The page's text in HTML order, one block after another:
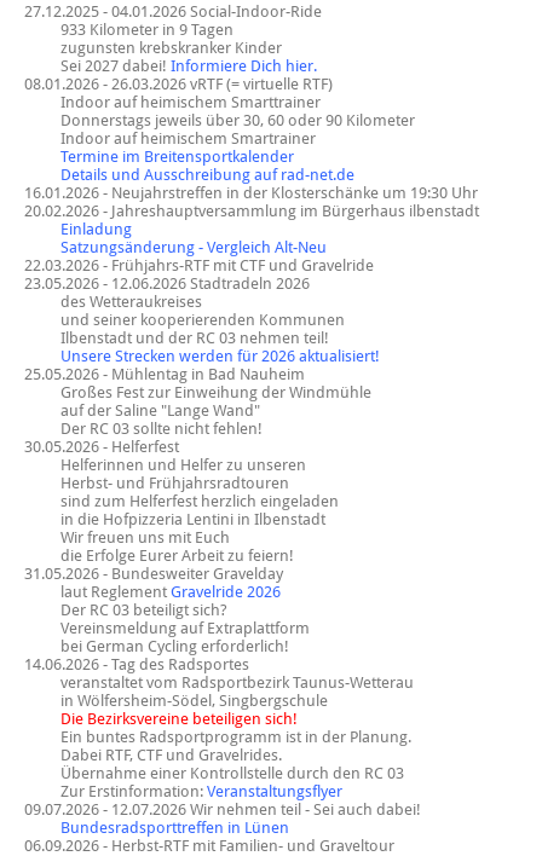
27.12.2025 - 04.01.2026 Social-Indoor-Ride
933 Kilometer in 9 Tagen
zugunsten krebskranker Kinder
Sei 2027 dabei! Informiere Dich hier.
08.01.2026 - 26.03.2026 vRTF (= virtuelle RTF)
Indoor auf heimischem Smarttrainer
Donnerstags jeweils über 30, 60 oder 90 Kilometer
Indoor auf heimischem Smartrainer
Termine im Breitensportkalender
Details und Ausschreibung auf rad-net.de
16.01.2026 - Neujahrstreffen in der Klosterschänke um 19:30 Uhr
20.02.2026 - Jahreshauptversammlung im Bürgerhaus ilbenstadt
Einladung
Satzungsänderung - Vergleich Alt-Neu
22.03.2026 - Frühjahrs-RTF mit CTF und Gravelride
23.05.2026 - 12.06.2026 Stadtradeln 2026
des Wetteraukreises
und seiner kooperierenden Kommunen
Ilbenstadt und der RC 03 nehmen teil!
Unsere Strecken werden für 2026 aktualisiert!
25.05.2026 - Mühlentag in Bad Nauheim
Großes Fest zur Einweihung der Windmühle
auf der Saline "Lange Wand"
Der RC 03 sollte nicht fehlen!
30.05.2026 - Helferfest
Helferinnen und Helfer zu unseren
Herbst- und Frühjahrsradtouren
sind zum Helferfest herzlich eingeladen
in die Hofpizzeria Lentini in Ilbenstadt
Wir freuen uns mit Euch
die Erfolge Eurer Arbeit zu feiern!
31.05.2026 - Bundesweiter Gravelday
laut Reglement Gravelride 2026
Der RC 03 beteiligt sich?
Vereinsmeldung auf Extraplattform
bei German Cycling erforderlich!
14.06.2026 - Tag des Radsportes
veranstaltet vom Radsportbezirk Taunus-Wetterau
in Wölfersheim-Södel, Singbergschule
Die Bezirksvereine beteiligen sich!
Ein buntes Radsportprogramm ist in der Planung.
Dabei RTF, CTF und Gravelrides.
Übernahme einer Kontrollstelle durch den RC 03
Zur Erstinformation: Veranstaltungsflyer
09.07.2026 - 12.07.2026 Wir nehmen teil - Sei auch dabei!
Bundesradsporttreffen in Lünen
06.09.2026 - Herbst-RTF mit Familien- und Graveltour